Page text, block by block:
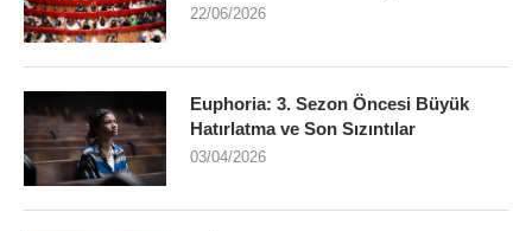
22/06/2026
Euphoria: 3. Sezon Öncesi Büyük
Hatırlatma ve Son Sızıntılar
03/04/2026